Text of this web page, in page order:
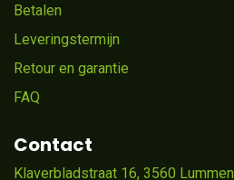
Betalen
Leveringstermijn
Retour en garantie
FAQ
Contact
Klaverbladstraat 16, 3560 Lummen